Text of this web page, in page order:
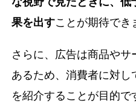
果を出すことが期待でき
さらに、広告は商品や
あるため、消費者に対し
を紹介することが目的で